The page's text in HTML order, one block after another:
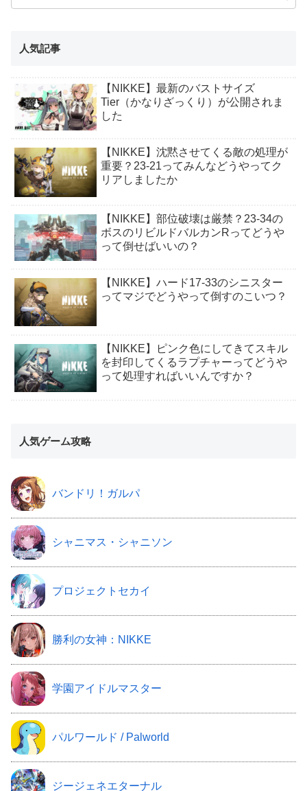
人気記事
【NIKKE】最新のバストサイズ
Tier（かなりざっくり）が公開されま
した
【NIKKE】沈黙させてくる敵の処理が
重要？23-21ってみんなどうやってク
リアしましたか
【NIKKE】部位破壊は厳禁？23-34の
ボスのリビルドバルカンRってどうや
って倒せばいいの？
【NIKKE】ハード17-33のシニスター
ってマジでどうやって倒すのこいつ？
【NIKKE】ピンク色にしてきてスキル
を封印してくるラプチャーってどうや
って処理すればいいんですか？
人気ゲーム攻略
バンドリ！ガルパ
シャニマス・シャニソン
プロジェクトセカイ
勝利の女神：NIKKE
学園アイドルマスター
パルワールド / Palworld
ジージェネエターナル